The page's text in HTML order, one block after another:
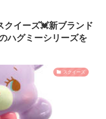
クイーズ💓新ブランド
ハグミーシリーズを
スクイーズ